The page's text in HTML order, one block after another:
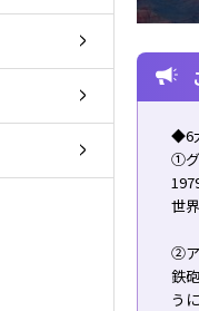
◆6
①グ
世
②
鉄
う